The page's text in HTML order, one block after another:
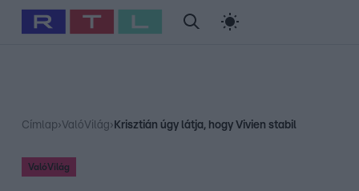
Babits Marcella Szellő István Most Wanted
Címlap›ValóVilág› Krisztián úgy látja, hogy Vivien stabil
ValóVilág